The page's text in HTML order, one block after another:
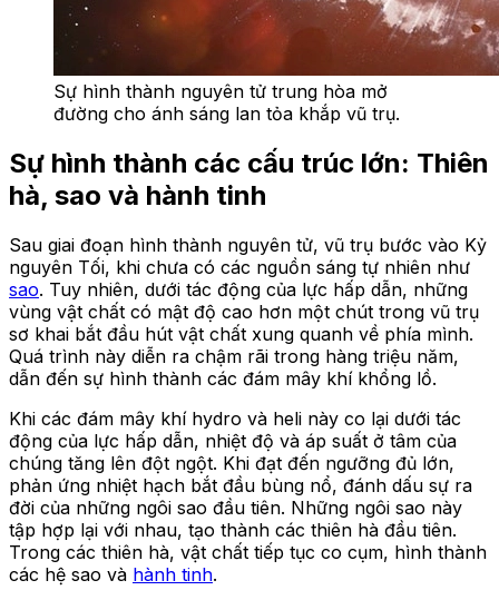
Sự hình thành nguyên tử trung hòa mở
đường cho ánh sáng lan tỏa khắp vũ trụ.
Sự hình thành các cấu trúc lớn: Thiên
hà, sao và hành tinh
Sau giai đoạn hình thành nguyên tử, vũ trụ bước vào Kỷ
nguyên Tối, khi chưa có các nguồn sáng tự nhiên như
sao. Tuy nhiên, dưới tác động của lực hấp dẫn, những
vùng vật chất có mật độ cao hơn một chút trong vũ trụ
sơ khai bắt đầu hút vật chất xung quanh về phía mình.
Quá trình này diễn ra chậm rãi trong hàng triệu năm,
dẫn đến sự hình thành các đám mây khí khổng lồ.
Khi các đám mây khí hydro và heli này co lại dưới tác
động của lực hấp dẫn, nhiệt độ và áp suất ở tâm của
chúng tăng lên đột ngột. Khi đạt đến ngưỡng đủ lớn,
phản ứng nhiệt hạch bắt đầu bùng nổ, đánh dấu sự ra
đời của những ngôi sao đầu tiên. Những ngôi sao này
tập hợp lại với nhau, tạo thành các thiên hà đầu tiên.
Trong các thiên hà, vật chất tiếp tục co cụm, hình thành
các hệ sao và hành tinh.